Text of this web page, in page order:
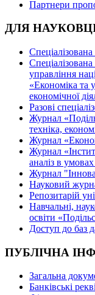
Партнери
ДЛЯ
управління
«Економіка та
економічної
Разові
Журнал
техніка,
Журнал
Журнал
аналіз в умовах
Журнал
Науковий
Репозитарій
Навчальні,
освіти
Доступ до баз
ПУБЛІЧНА
Загальна
Банківські